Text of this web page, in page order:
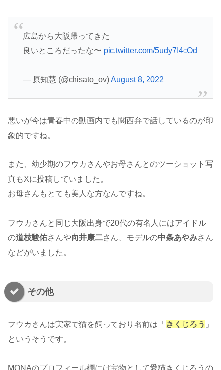
広島から大阪帰ってきた
良いところだったな〜 pic.twitter.com/5udy7I4cOd
— 原知慧 (@chisato_ov) August 8, 2022
悪いが今は青春中の動画内でも関西弁で話しているのが印
象的ですね。
また、幼少期のフウカさんやお母さんとのツーショット写
真もXに投稿していました。
お母さんもとても美人な方なんですね。
フウカさんと同じ大阪出身で20代の有名人にはアイドル
の道枝駿佑さんや向井康二さん、モデルの中条あやみさん
などがいました。
その他
フウカさんは実家で猫を飼っており名前は「 きくじろう 」
というそうです。
MONAのプロフィール欄には宝物として愛猫きくじろうの